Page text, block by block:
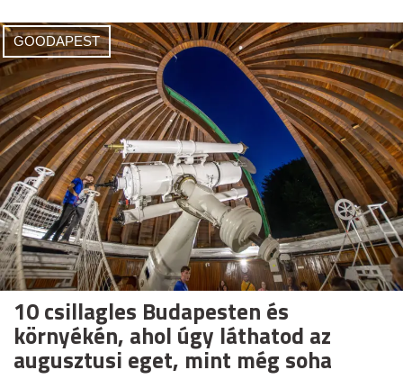
GOODAPEST
10 csillagles Budapesten és
környékén, ahol úgy láthatod az
augusztusi eget, mint még soha